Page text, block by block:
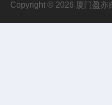
Copyright © 2026 厦门盈